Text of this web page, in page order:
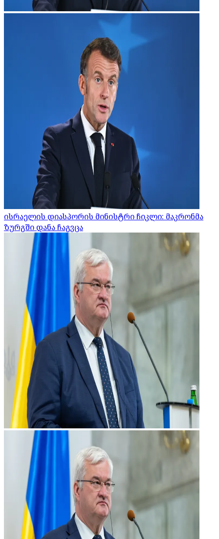
ისრაელის დიასპორის მინისტრი ჩიკლი: მაკრონმა
ზურგში დანა ჩაგვცა